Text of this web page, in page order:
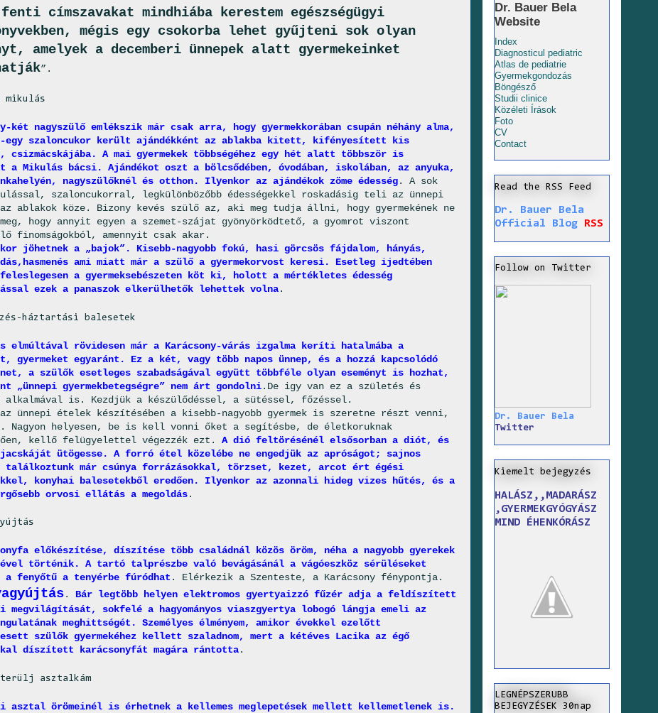
címszavakat mindhiába kerestem egészségügyi
mégis egy csokorba lehet gyűjteni sok olyan
amelyek a decemberi ünnepek alatt gyermekeinket
”.
mikulás
két nagyszülő emlékszik már csak arra, hogy gyermekkorában csupán néhány alma,
egy szaloncukor került ajándékként az ablakba kitett, kifényesített kis
csizmácskájába. A mai gyermekek többségéhez egy hét alatt többször is
a Mikulás bácsi. Ajándékot oszt a bölcsődében, óvodában, iskolában, az anyuka,
nagyszülőknél és otthon. Ilyenkor az ajándékok zöme édesség. A sok
szaloncukorral, legkülönbözőbb édességekkel roskadásig teli az ünnepi
ablakok köze. Bizony kevés szülő az, aki meg tudja állni, hogy gyermekének ne
hogy annyit egyen a szemet-szájat gyönyörködtető, a gyomrot viszont
finomságokból, amennyit csak akar.
jöhetnek a „bajok”. Kisebb-nagyobb fokú, hasi görcsös fájdalom, hányás,
ami miatt már a szülő a gyermekorvost keresi. Esetleg ijedtében
a gyermeksebészeten köt ki, holott a mértékletes édesség
ezek a panaszok elkerülhetők lehettek volna.
háztartási balesetek
elmúltával rövidesen már a Karácsony-várás izgalma keríti hatalmába a
gyermeket egyaránt. Ez a két, vagy több napos ünnep, és a hozzá kapcsolódó
a szülők esetleges szabadságával együtt többféle olyan eseményt is hozhat,
„ünnepi gyermekbetegségre” nem árt gondolni.De igy van ez a születés és
alkalmával is. Kezdjük a készülődéssel, a sütéssel, főzéssel.
ünnepi ételek készítésében a kisebb-nagyobb gyermek is szeretne részt venni,
Nagyon helyesen, be is kell vonni őket a segítésbe, de életkoruknak
kellő felügyelettel végezzék ezt. A dió feltörésénél elsősorban a diót, és
ütögesse. A forró étel közelébe ne engedjük az apróságot; sajnos
találkoztunk már csúnya forrázásokkal, törzset, kezet, arcot ért égési
konyhai balesetekből eredően. Ilyenkor az azonnali hideg vizes hűtés, és a
orvosi ellátás a megoldás.
előkészítése, díszítése több családnál közös öröm, néha a nagyobb gyerekek
történik. A tartó talprészbe való bevágásánál a vágóeszköz sérüléseket
a fenyőtű a tenyérbe fúródhat . Elérkezik a Szenteste, a Karácsony fénypontja.
. Bár legtöbb helyen elektromos gyertyaizzó fűzér adja a feldíszített
megvilágítását, sokfelé a hagyományos viaszgyertya lobogó lángja emeli az
meghittségét. Személyes élményem, amikor évekkel ezelőtt
szülők gyermekéhez kellett szaladnom, mert a kétéves Lacika az égő
díszített karácsonyfát magára rántotta.
asztalkám
asztal örömeinél is érhetnek a kellemes meglepetések mellett kellemetlenek is.
Dr. Bauer Bela
Website
Index
Diagnosticul pediatric
Atlas de pediatrie
Gyermekgondozás
Böngésző
Studii clinice
Közéleti Írások
Foto
CV
Contact
Read the RSS Feed
Dr. Bauer Bela
Official Blog
RSS
Follow on Twitter
Dr. Bauer Bela
Twitter
Kiemelt bejegyzés
HALÁSZ,,MADARÁSZ
,GYERMEKGYÓGYÁSZ
MIND ÉHENKÓRÁSZ
LEGNÉPSZERUBB
BEJEGYZÉSEK 30nap